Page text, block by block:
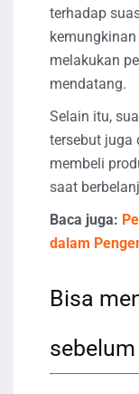
terhadap
melakukan
mendatang.
Selain itu,
tersebut juga
membeli
saat
Baca juga:
dalam
Bisa